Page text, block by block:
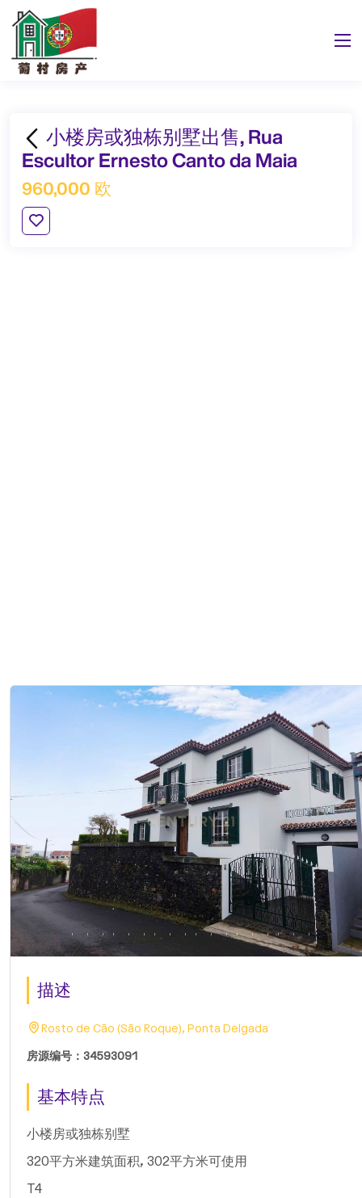
小楼房或独栋别墅出售, Rua
Escultor Ernesto Canto da Maia
960,000 欧
描述
Rosto de Cão (São Roque), Ponta Delgada
房源编号：34593091
基本特点
小楼房或独栋别墅
320平方米建筑面积, 302平方米可使用
T4